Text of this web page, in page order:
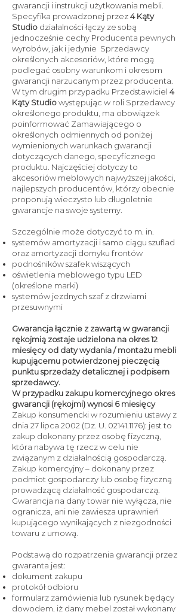
gwarancji i instrukcji użytkowania mebli.
Specyfika prowadzonej przez4 Kąty
Studio działalności łączy ze sobą
jednocześnie cechy Producenta pewnych
wyrobów, jak i jedynie Sprzedawcy
określonych akcesoriów, które mogą
podlegać osobny warunkom i okresom
gwarancji narzucanym przez producenta.
W tym drugim przypadku Przedstawiciel 4
Kąty Studiowystępując w roli Sprzedawcy
określonego produktu, ma obowiązek
poinformować Zamawiającego o
określonych odmiennych od poniżej
wymienionych warunkach gwarancji
dotyczących danego, specyficznego
produktu. Najczęściej dotyczy to
akcesoriów meblowych najwyższej jakości,
najlepszych producentów, którzy obecnie
proponują wieczysto lub długoletnie
gwarancje na swoje systemy.
Szczególnie może dotyczyć to m. in.
systemów amortyzacji i samo ciągu szuflad
oraz amortyzacji domyku frontów
podnośników szafek wiszących
oświetlenia meblowego typu LED
(określone marki)
systemów jezdnych szaf z drzwiami
przesuwnymi
Gwarancja łącznie z zawartą w gwarancji
rękojmią zostaje udzielona na okres 12
miesięcy od daty wydania / montażu mebli
kupującemu potwierdzonej pieczęcią
punktu sprzedaży detalicznej i podpisem
sprzedawcy.
W przypadku zakupu komercyjnego okres
gwarancji (rękojmi) wynosi 6 miesięcy
Zakup konsumencki w rozumieniu ustawy z
dnia 27 lipca 2002 (Dz. U. 02141.1176): jest to
zakup dokonany przez osobę fizyczną,
która nabywa tę rzecz w celu nie
związanym z działalnością gospodarczą.
Zakup komercyjny – dokonany przez
podmiot gospodarczy lub osobę fizyczną
prowadzącą działalność gospodarczą.
Gwarancja na dany towar nie wyłącza, nie
ogranicza, ani nie zawiesza uprawnień
kupującego wynikających z niezgodności
towaru z umową.
Podstawą do rozpatrzenia gwarancji przez
gwaranta jest:
dokument zakupu
protokół odbioru
formularz zamówienia lub rysunek będący
dowodem, iż dany mebel został wykonany